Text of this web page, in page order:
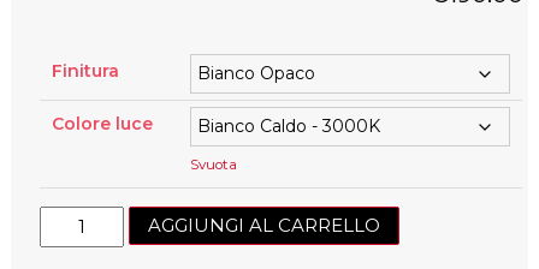
Finitura
Colore luce
Svuota
Lampada
da
AGGIUNGI AL CARRELLO